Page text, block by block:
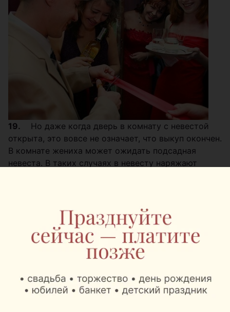
19. Но даже когда дверь в комнату с невестой
открыта, это вовсе не означает, что выкуп окончен.
В комнате жениха может ожидать подсадная
невеста. В таких случаях в невесту наряжают
фатой). Жених, путем примерки обручального
кольца, должен угадать, кто из трех его любимая
невеста.
Войдя в комнату, жених видит перед собой
коробки. Он должен угадать, в какой из коробок
спрятана туфелька невесты.
Главное во время выкупа помнить, что чем больше